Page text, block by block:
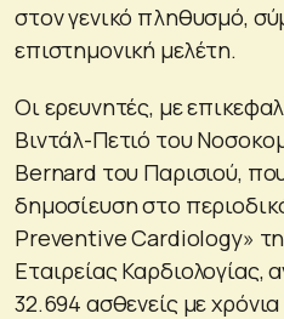
στον γενικό πληθυσμό,
επιστημονική μελέτη.
Οι ερευνητές, με
Βιντάλ-Πετιό του
Bernard του Παρισιού,
δημοσίευση στο
Preventive Cardiology»
Εταιρείας Καρδιολογίας,
32.694 ασθενείς με